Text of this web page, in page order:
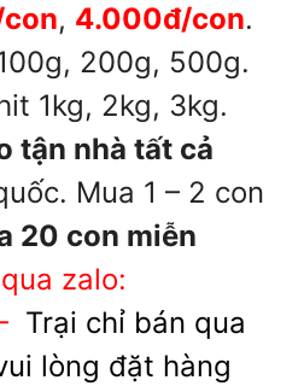
, 4.000đ/con.
200g, 500g.
1kg, 2kg, 3kg.
tận nhà tất cả
Mua 1 – 2 con
20 con miễn
zalo:
Trại chỉ bán qua
lòng đặt hàng